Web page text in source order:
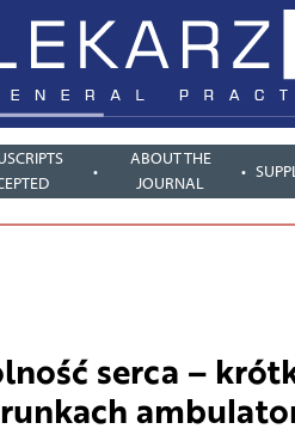
ABOUT THE
JOURNAL
serca –